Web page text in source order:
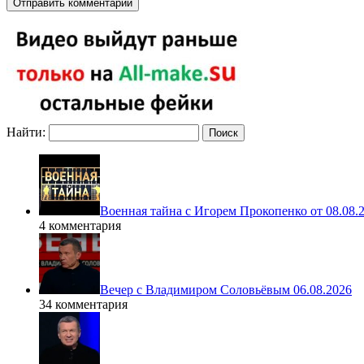
Найти:
Военная тайна с Игорем Прокопенко от
4 комментария
Вечер с Владимиром Соловьёвым 06.08.2026
34 комментария